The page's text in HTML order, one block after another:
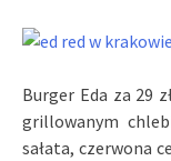
Burger Eda za 29
grillowanym
sałata, czerwona